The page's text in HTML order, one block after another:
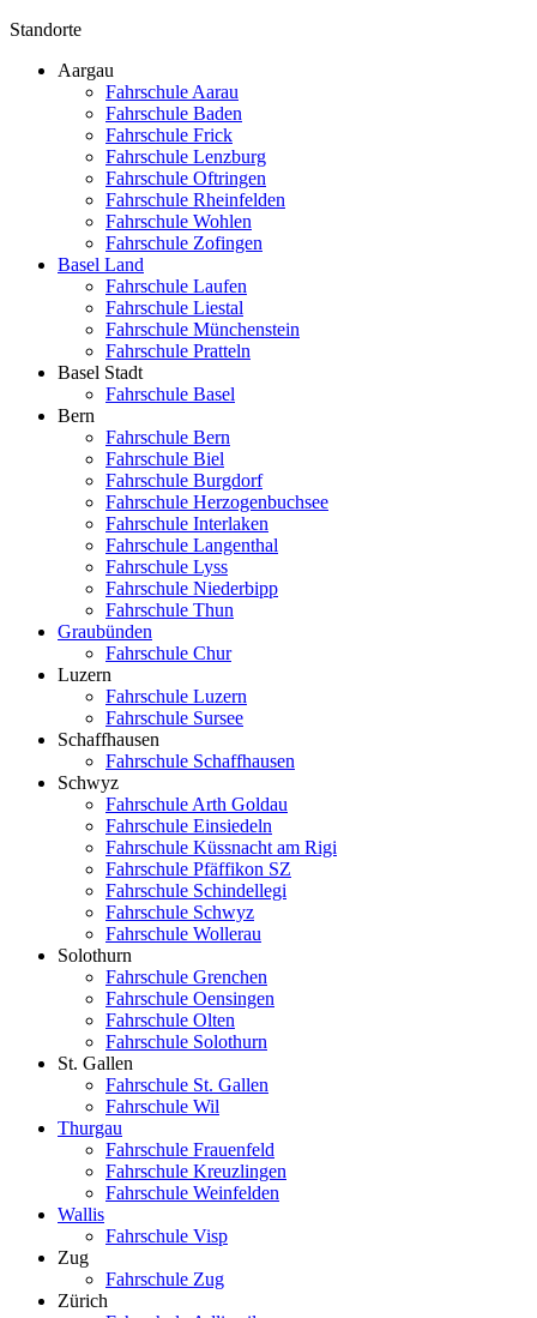
Standorte
Aargau
Fahrschule Aarau
Fahrschule Baden
Fahrschule Frick
Fahrschule Lenzburg
Fahrschule Oftringen
Fahrschule Rheinfelden
Fahrschule Wohlen
Fahrschule Zofingen
Basel Land
Fahrschule Laufen
Fahrschule Liestal
Fahrschule Münchenstein
Fahrschule Pratteln
Basel Stadt
Fahrschule Basel
Bern
Fahrschule Bern
Fahrschule Biel
Fahrschule Burgdorf
Fahrschule Herzogenbuchsee
Fahrschule Interlaken
Fahrschule Langenthal
Fahrschule Lyss
Fahrschule Niederbipp
Fahrschule Thun
Graubünden
Fahrschule Chur
Luzern
Fahrschule Luzern
Fahrschule Sursee
Schaffhausen
Fahrschule Schaffhausen
Schwyz
Fahrschule Arth Goldau
Fahrschule Einsiedeln
Fahrschule Küssnacht am Rigi
Fahrschule Pfäffikon SZ
Fahrschule Schindellegi
Fahrschule Schwyz
Fahrschule Wollerau
Solothurn
Fahrschule Grenchen
Fahrschule Oensingen
Fahrschule Olten
Fahrschule Solothurn
St. Gallen
Fahrschule St. Gallen
Fahrschule Wil
Thurgau
Fahrschule Frauenfeld
Fahrschule Kreuzlingen
Fahrschule Weinfelden
Wallis
Fahrschule Visp
Zug
Fahrschule Zug
Zürich